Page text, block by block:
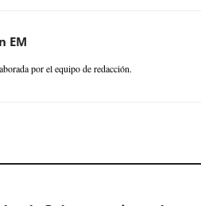
EM
por el equipo de redacción.